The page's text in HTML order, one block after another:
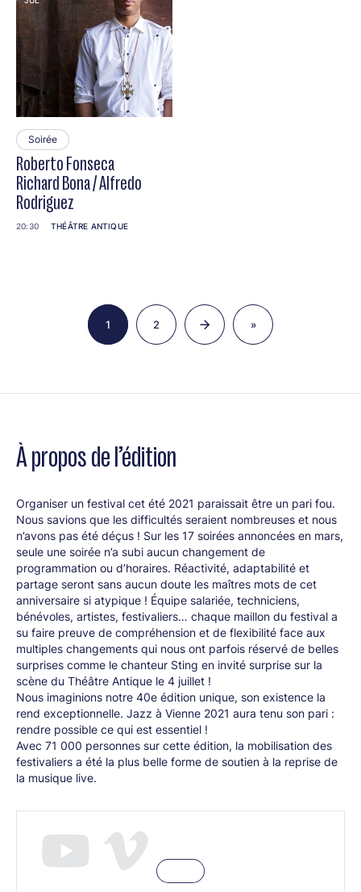
Soirée
Roberto Fonseca
Richard Bona / Alfredo
Rodriguez
20:30 THÉÂTRE ANTIQUE
Page
1 Page
2
Dernière
page
»
À propos de l’édition
Organiser un festival cet été 2021 paraissait être un pari fou.
Nous savions que les difficultés seraient nombreuses et nous
n’avons pas été déçus ! Sur les 17 soirées annoncées en mars,
seule une soirée n’a subi aucun changement de
programmation ou d’horaires. Réactivité, adaptabilité et
partage seront sans aucun doute les maîtres mots de cet
anniversaire si atypique ! Équipe salariée, techniciens,
bénévoles, artistes, festivaliers… chaque maillon du festival a
su faire preuve de compréhension et de flexibilité face aux
multiples changements qui nous ont parfois réservé de belles
surprises comme le chanteur Sting en invité surprise sur la
scène du Théâtre Antique le 4 juillet !
Nous imaginions notre 40e édition unique, son existence la
rend exceptionnelle. Jazz à Vienne 2021 aura tenu son pari :
rendre possible ce qui est essentiel !
Avec 71 000 personnes sur cette édition, la mobilisation des
festivaliers a été la plus belle forme de soutien à la reprise de
la musique live.